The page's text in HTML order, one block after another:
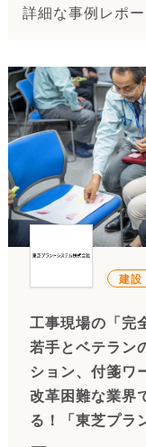
詳細な事例レポー
建設
工事現場の「完
若手とベテラン
ション、付箋ワ
改革困難な業界
る！「東芝プラ